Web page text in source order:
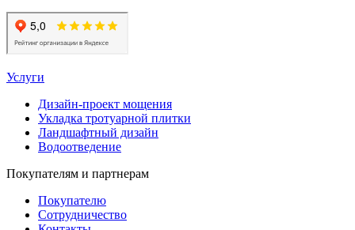
Услуги
Дизайн-проект мощения
Укладка тротуарной плитки
Ландшафтный дизайн
Водоотведение
Покупателям и партнерам
Покупателю
Сотрудничество